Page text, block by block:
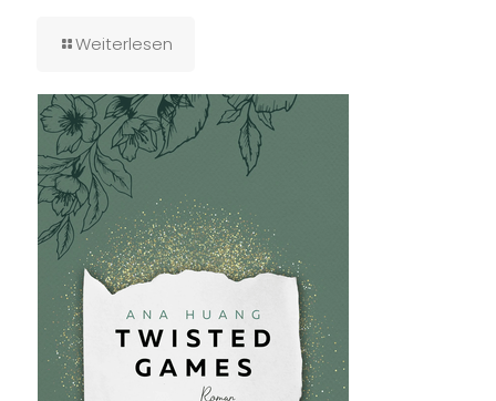
Weiterlesen